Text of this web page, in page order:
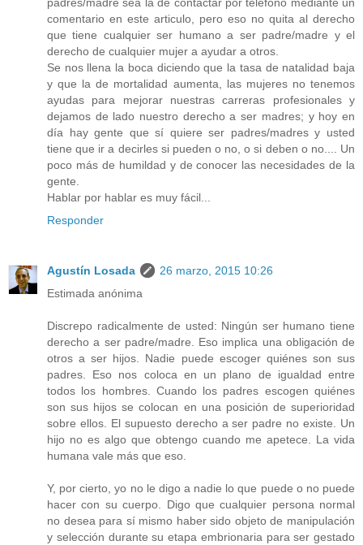
comentario en este articulo, pero eso no quita al derecho
que tiene cualquier ser humano a ser padre/madre y el
derecho de cualquier mujer a ayudar a otros.
Se nos llena la boca diciendo que la tasa de natalidad baja
y que la de mortalidad aumenta, las mujeres no tenemos
ayudas para mejorar nuestras carreras profesionales y
dejamos de lado nuestro derecho a ser madres; y hoy en
día hay gente que sí quiere ser padres/madres y usted
tiene que ir a decirles si pueden o no, o si deben o no.... Un
poco más de humildad y de conocer las necesidades de la
gente.
Hablar por hablar es muy fácil...
Responder
Agustín Losada
26 marzo, 2015 10:26
Estimada anónima
Discrepo radicalmente de usted: Ningún ser humano tiene
derecho a ser padre/madre. Eso implica una obligación de
otros a ser hijos. Nadie puede escoger quiénes son sus
padres. Eso nos coloca en un plano de igualdad entre
todos los hombres. Cuando los padres escogen quiénes
son sus hijos se colocan en una posición de superioridad
sobre ellos. El supuesto derecho a ser padre no existe. Un
hijo no es algo que obtengo cuando me apetece. La vida
humana vale más que eso.
Y, por cierto, yo no le digo a nadie lo que puede o no puede
hacer con su cuerpo. Digo que cualquier persona normal
no desea para sí mismo haber sido objeto de manipulación
y selección durante su etapa embrionaria para ser gestado